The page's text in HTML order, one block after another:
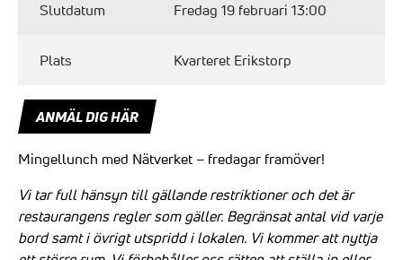
Slutdatum Fredag 19 februari 13:00
Plats Kvarteret Erikstorp
ANMÄL DIG HÄR
Mingellunch med Nätverket – fredagar framöver!
Vi tar full hänsyn till gällande restriktioner och det är
restaurangens regler som gäller. Begränsat antal vid varje
bord samt i övrigt utspridd i lokalen. Vi kommer att nyttja